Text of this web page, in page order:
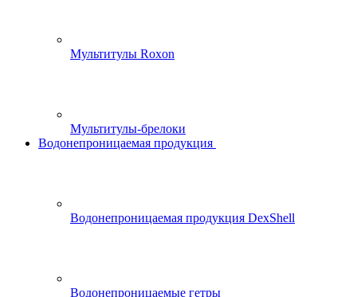
Мультитулы Roxon
Мультитулы-брелоки
Водонепроницаемая продукция
Водонепроницаемая продукция DexShell
Водонепроницаемые гетры